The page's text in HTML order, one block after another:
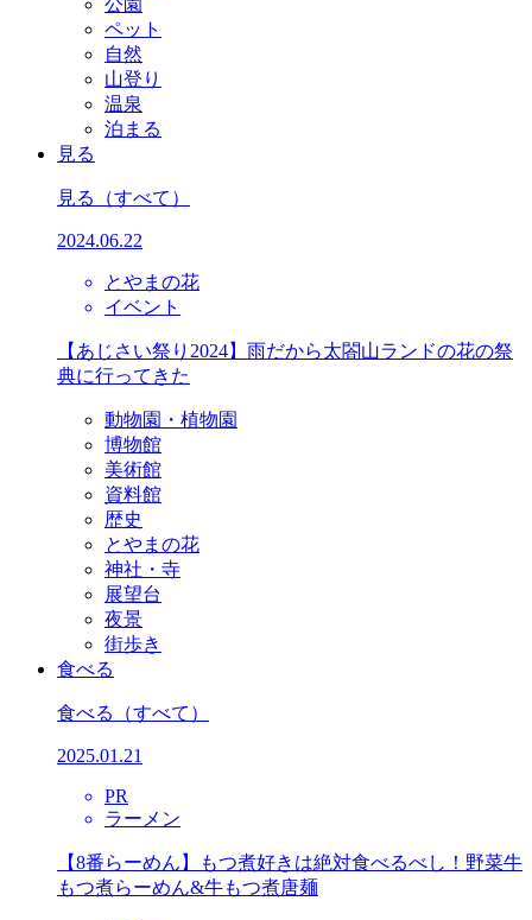
公園
ペット
自然
山登り
温泉
泊まる
見る
見る （すべて）
2024.06.22
とやまの花
イベント
【あじさい祭り2024】雨だから太閤山ランドの花の祭
典に行ってきた
動物園・植物園
博物館
美術館
資料館
歴史
とやまの花
神社・寺
展望台
夜景
街歩き
食べる
食べる （すべて）
2025.01.21
PR
ラーメン
【8番らーめん】もつ煮好きは絶対食べるべし！野菜牛
もつ煮らーめん&牛もつ煮唐麺